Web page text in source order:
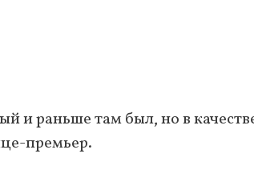
и раньше там был, но в
премьер.